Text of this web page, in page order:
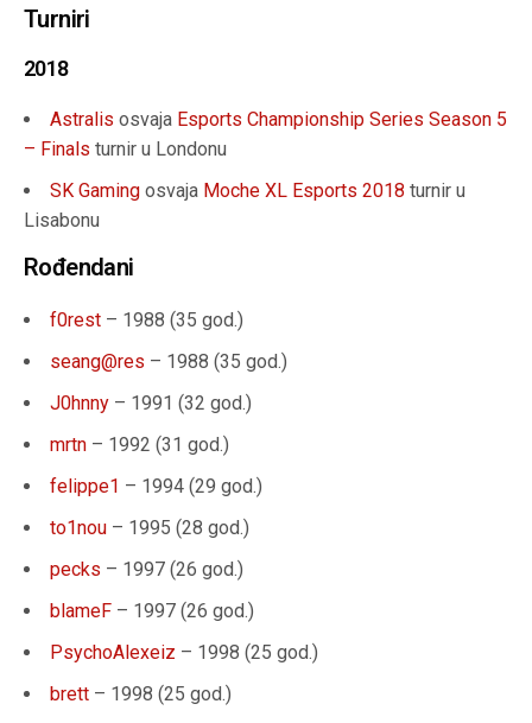
Turniri
2018
Astralis osvaja Esports Championship Series Season 5
– Finals turnir u Londonu
SK Gaming osvaja Moche XL Esports 2018 turnir u
Lisabonu
Rođendani
f0rest – 1988 (35 god.)
seang@res – 1988 (35 god.)
J0hnny – 1991 (32 god.)
mrtn – 1992 (31 god.)
felippe1 – 1994 (29 god.)
to1nou – 1995 (28 god.)
pecks – 1997 (26 god.)
blameF – 1997 (26 god.)
PsychoAlexeiz – 1998 (25 god.)
brett – 1998 (25 god.)